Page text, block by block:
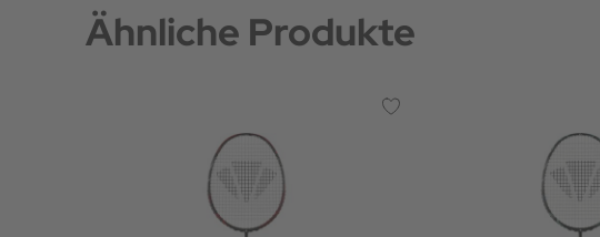
Ähnliche Produkte